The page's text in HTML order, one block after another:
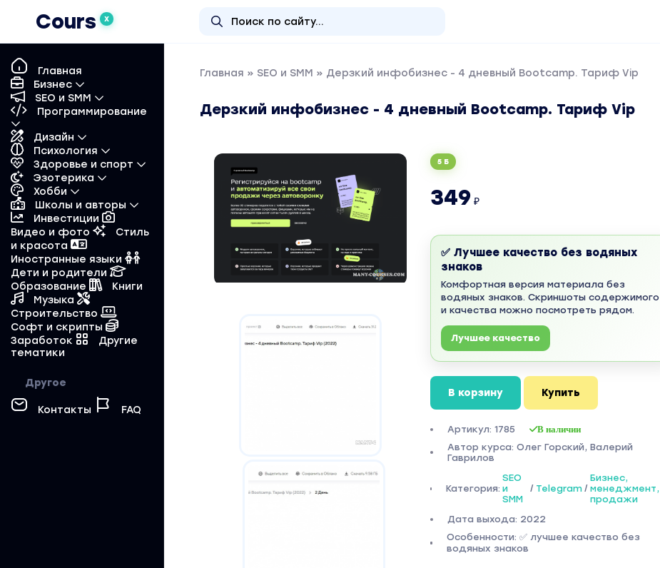
Cours X
Главная
Бизнес
SEO и SMM
Программирование
Дизайн
Психология
Здоровье и спорт
Эзотерика
Хобби
Школы и авторы
Инвестиции
Видео и фото
Стиль
и красота
Иностранные языки
Дети и родители
Образование
Книги
Музыка
Строительство
Софт и скрипты
Заработок
Другие
тематики
Другое
Контакты FAQ
Главная » SEO и SMM » Дерзкий инфобизнес - 4 дневный Bootcamp. Тариф Vip
Дерзкий инфобизнес - 4 дневный Bootcamp. Тариф Vip
5 Б
349 ₽
✅ Лучшее качество без водяных
знаков
Комфортная версия материала без
водяных знаков. Скриншоты содержимого
и качества можно посмотреть рядом.
Лучшее качество
В корзину Купить
Артикул: 1785 В наличии
Автор курса: Олег Горский, Валерий
Гаврилов
Категория:
SEO
и
SMM
/ Telegram /
Бизнес,
менеджмент,
продажи
Дата выхода: 2022
Особенности: ✅ лучшее качество без
водяных знаков